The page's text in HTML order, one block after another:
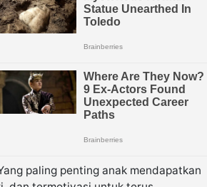
paling penting anak mendapatkan